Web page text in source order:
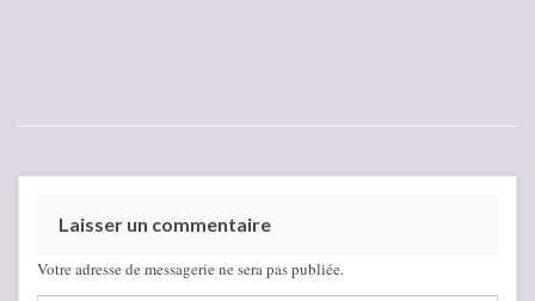
Laisser un commentaire
Votre adresse de messagerie ne sera pas publiée.